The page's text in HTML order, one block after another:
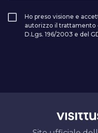
Ho preso visione e
autorizzo il trattamento
D.Lgs. 196/2003 e del